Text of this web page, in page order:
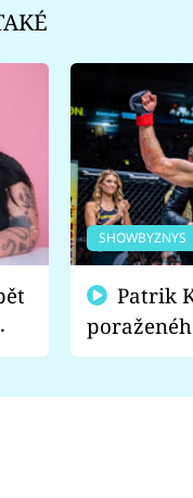
SHOWBYZNYS
fanoušci